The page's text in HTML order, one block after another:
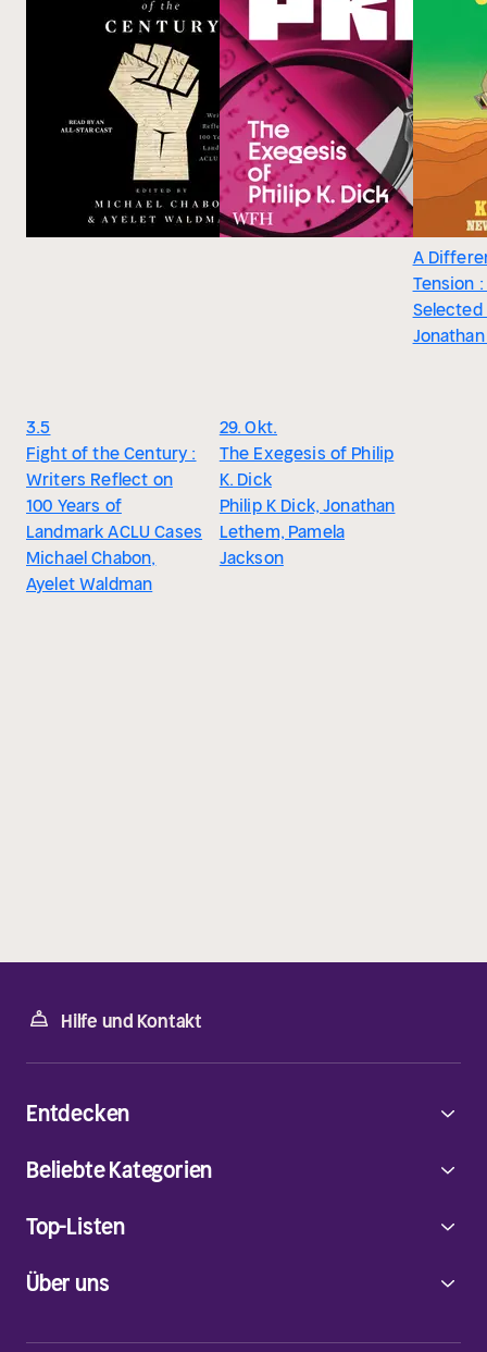
3.5
Fight of the Century :
Writers Reflect on
100 Years of
Landmark ACLU Cases
Michael Chabon,
Ayelet Waldman
29. Okt.
The Exegesis of Philip
K. Dick
Philip K Dick, Jonathan
Lethem, Pamela
Jackson
A
Tension
Hilfe und Kontakt
Über uns
Entdecken
Beliebte Kategorien
Top-Listen